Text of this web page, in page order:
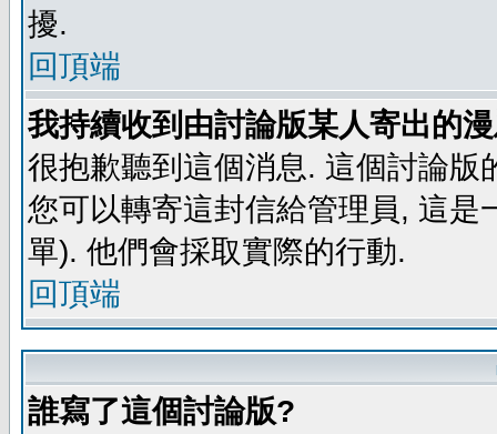
擾.
回頂端
我持續收到由討論版某人寄出的
很抱歉聽到這個消息. 這個討論
您可以轉寄這封信給管理員, 這
單). 他們會採取實際的行動.
回頂端
誰寫了這個討論版?